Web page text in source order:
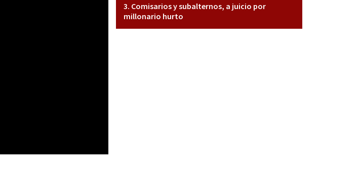
Comisarios y subalternos, a juicio por
millonario hurto